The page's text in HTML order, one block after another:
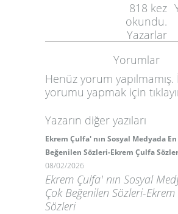
818 kez
okundu.
Yazarlar
Yorumlar
Henüz yorum yapılmamış.
yorumu yapmak için
Yazarın diğer yazıları
Ekrem Çulfa' nın Sosyal Medyada En
Beğenilen Sözleri-Ekrem Çulfa
08/02/2026
Ekrem Çulfa' nın Sosyal
Çok Beğenilen Sözleri-
Sözleri